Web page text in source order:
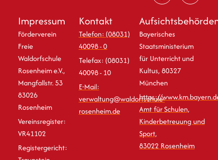
Impressum
Förderverein
Freie
Waldorfschule
Rosenheim e.V.,
Mangfallstr. 53
83026
Rosenheim
Vereinsregister:
VR41102
Registergericht:
Kontakt
Telefon: (08031)
40098 - 0
Telefax: (08031)
40098 - 10
E-Mail:
verwaltung@waldorfschule-
rosenheim.de
Bayerisches
Staatsministerium
für Unterricht und
Kultus, 80327
München
https://
Amt für Schulen,
Kinderbetreuung und
Sport,
83022 Rosenheim